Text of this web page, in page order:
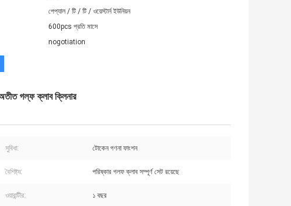
পেপ্যাল ​​/ টি / টি / ওয়েস্টার্ন ইউনিয়ন
600pcs প্রতি মাসে
nogotiation
গল্ফ ক্লাব ক্লিনার
সুবিধা: টোকেন গণনা ফাংশন
বৈশিষ্ট্য: পরিষ্কার গলফ ক্লাব সম্পূর্ণ সেট রয়েছে
ওয়ারান্টীর: ১ বছর